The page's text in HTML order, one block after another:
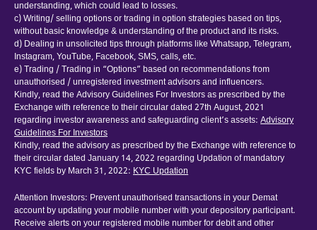
understanding, which could lead to losses.
c) Writing/ selling options or trading in option strategies based on tips,
without basic knowledge & understanding of the product and its risks.
d) Dealing in unsolicited tips through platforms like Whatsapp, Telegram,
Instagram, YouTube, Facebook, SMS, calls, etc.
e) Trading / Trading in “Options” based on recommendations from
unauthorised / unregistered investment advisors and influencers.
Kindly, read the Advisory Guidelines For Investors as prescribed by the
Exchange with reference to their circular dated 27th August, 2021
regarding investor awareness and safeguarding client’s assets: Advisory
Guidelines For Investors
Kindly, read the advisory as prescribed by the Exchange with reference to
their circular dated January 14, 2022 regarding Updation of mandatory
KYC fields by March 31, 2022: KYC Updation
Attention Investors: Prevent unauthorised transactions in your Demat
account by updating your mobile number with your depository participant.
Receive alerts on your registered mobile number for debit and other